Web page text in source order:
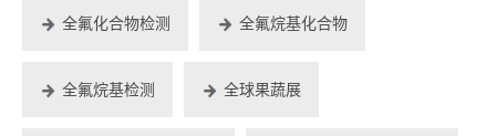
全氟化合物检测 全氟烷基化合物
全氟烷基检测 全球果蔬展